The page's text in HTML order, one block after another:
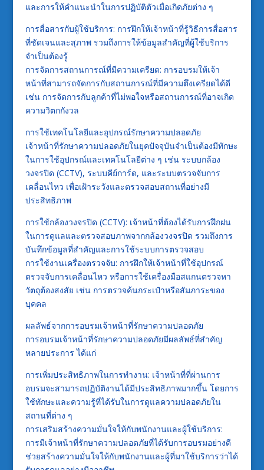
และการให้คำแนะนำในการปฏิบัติตัวเมื่อเกิดภัยต่าง ๆ
การสื่อสารกับผู้ใช้บริการ: การฝึกให้เจ้าหน้าที่รู้วิธีการสื่อสาร
ที่ชัดเจนและสุภาพ รวมถึงการให้ข้อมูลสำคัญที่ผู้ใช้บริการ
จำเป็นต้องรู้
การจัดการสถานการณ์ที่มีความเครียด: การอบรมให้เจ้า
หน้าที่สามารถจัดการกับสถานการณ์ที่มีความตึงเครียดได้ดี
เช่น การจัดการกับลูกค้าที่ไม่พอใจหรือสถานการณ์ที่อาจเกิด
ความวิตกกังวล
การใช้เทคโนโลยีและอุปกรณ์รักษาความปลอดภัย
เจ้าหน้าที่รักษาความปลอดภัยในยุคปัจจุบันจำเป็นต้องมีทักษะ
ในการใช้อุปกรณ์และเทคโนโลยีต่าง ๆ เช่น ระบบกล้อง
วงจรปิด (CCTV), ระบบคีย์การ์ด, และระบบตรวจจับการ
เคลื่อนไหว เพื่อเฝ้าระวังและตรวจสอบสถานที่อย่างมี
ประสิทธิภาพ
การใช้กล้องวงจรปิด (CCTV): เจ้าหน้าที่ต้องได้รับการฝึกฝน
ในการดูแลและตรวจสอบภาพจากกล้องวงจรปิด รวมถึงการ
บันทึกข้อมูลที่สำคัญและการใช้ระบบการตรวจสอบ
การใช้งานเครื่องตรวจจับ: การฝึกให้เจ้าหน้าที่ใช้อุปกรณ์
ตรวจจับการเคลื่อนไหว หรือการใช้เครื่องมือสแกนตรวจหา
วัตถุต้องสงสัย เช่น การตรวจค้นกระเป๋าหรือสัมภาระของ
บุคคล
ผลลัพธ์จากการอบรมเจ้าหน้าที่รักษาความปลอดภัย
การอบรมเจ้าหน้าที่รักษาความปลอดภัยมีผลลัพธ์ที่สำคัญ
หลายประการ ได้แก่
การเพิ่มประสิทธิภาพในการทำงาน: เจ้าหน้าที่ที่ผ่านการ
อบรมจะสามารถปฏิบัติงานได้มีประสิทธิภาพมากขึ้น โดยการ
ใช้ทักษะและความรู้ที่ได้รับในการดูแลความปลอดภัยใน
สถานที่ต่าง ๆ
การเสริมสร้างความมั่นใจให้กับพนักงานและผู้ใช้บริการ:
การมีเจ้าหน้าที่รักษาความปลอดภัยที่ได้รับการอบรมอย่างดี
ช่วยสร้างความมั่นใจให้กับพนักงานและผู้ที่มาใช้บริการว่าได้